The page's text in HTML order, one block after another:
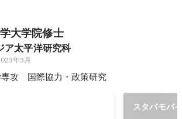
大学院修士
ア太平洋研究科
年3月
攻　国際協力・政策研究
スタバモバ